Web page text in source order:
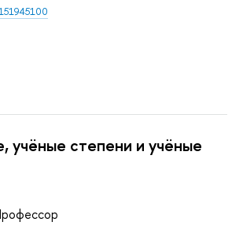
учёные степени и учёные